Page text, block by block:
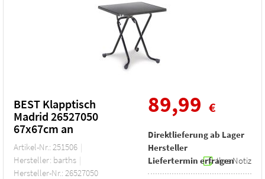
BEST Klapptisch
Madrid 26527050
67x67cm an
Artikel-Nr.: 251506
Hersteller: barths
Hersteller-Nr.: 26527050
89,99 €
Direktlieferung ab Lager
Hersteller
Liefertermin erfragenIhre Notiz